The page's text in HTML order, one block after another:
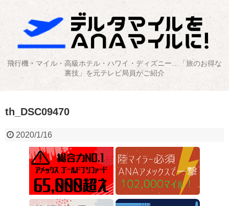
飛行機・マイル・高級ホテル・ハワイ・ディズニー…「旅のお得な
裏技」を元テレビ局員がご紹介
th_DSC09470
2020/1/16